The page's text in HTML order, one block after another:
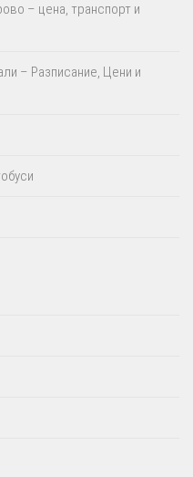
– цена, транспорт и
– Разписание, Цени и